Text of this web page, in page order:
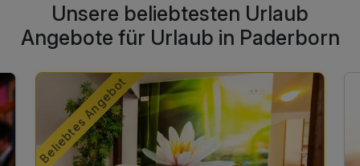
Unsere beliebtesten Urlaub
Angebote für Urlaub in Paderborn
Beliebtes Angebot